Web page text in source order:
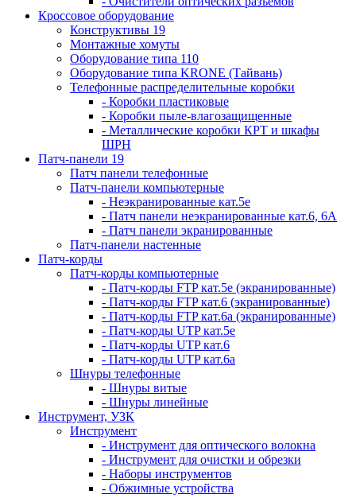
Кроссовое оборудование
Конструктивы 19
Монтажные хомуты
Оборудование типа 110
Оборудование типа KRONE (Тайвань)
Телефонные распределительные коробки
- Коробки пластиковые
- Коробки пыле-влагозащищенные
- Металлические коробки КРТ и шкафы
ШРН
Патч-панели 19
Патч панели телефонные
Патч-панели компьютерные
- Неэкранированные кат.5е
- Патч панели неэкранированные кат.6, 6А
- Патч панели экранированные
Патч-панели настенные
Патч-корды
Патч-корды компьютерные
- Патч-корды FTP кат.5е (экранированные)
- Патч-корды FTP кат.6 (экранированные)
- Патч-корды FTP кат.6а (экранированные)
- Патч-корды UTP кат.5е
- Патч-корды UTP кат.6
- Патч-корды UTP кат.6а
Шнуры телефонные
- Шнуры витые
- Шнуры линейные
Инструмент, УЗК
Инструмент
- Инструмент для оптического волокна
- Инструмент для очистки и обрезки
- Наборы инструментов
- Обжимные устройства